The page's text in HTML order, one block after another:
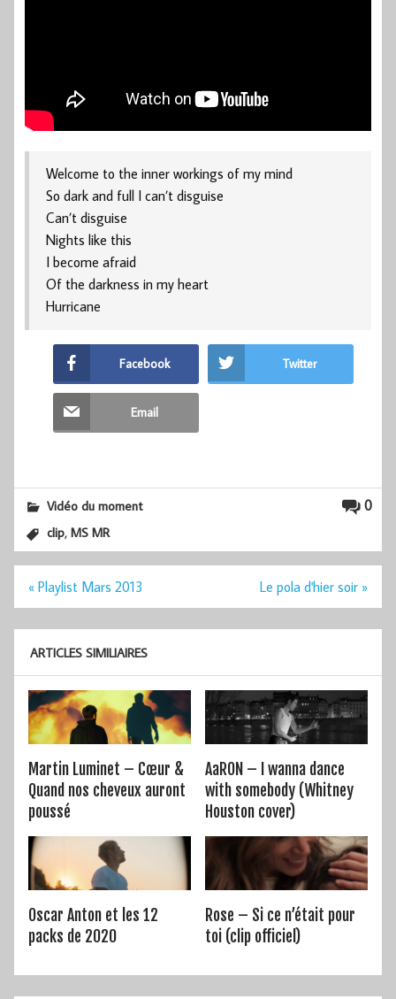
Welcome to the inner workings of my mind
So dark and full I can’t disguise
Can’t disguise
Nights like this
I become afraid
Of the darkness in my heart
Hurricane
Facebook Twitter
Email
0
Vidéo du moment
clip,MS MR
Navigation
« Playlist Mars 2013 Le pola d'hier soir »
ARTICLES SIMILIAIRES
Martin Luminet – Cœur &
Quand nos cheveux auront
poussé
AaRON – I wanna dance
with somebody (Whitney
Houston cover)
Oscar Anton et les 12
packs de 2020
Rose – Si ce n’était pour
toi (clip officiel)